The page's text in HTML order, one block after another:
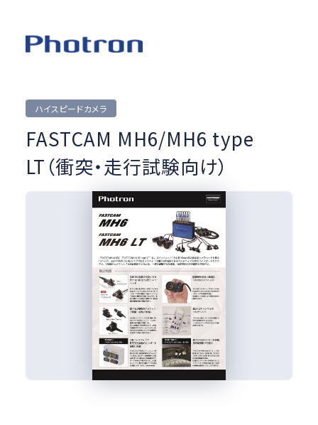
ハイスピードカメラ
FASTCAM MH6/MH6 type
LT（衝突・走行試験向け）